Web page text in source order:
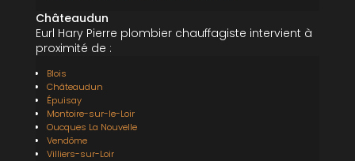
Châteaudun
Eurl Hary Pierre plombier chauffagiste intervient à
proximité de :
Blois
Châteaudun
Épuisay
Montoire-sur-le-Loir
Oucques La Nouvelle
Vendôme
Villiers-sur-Loir